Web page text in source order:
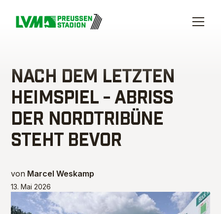
NACH DEM LETZTEN
HEIMSPIEL - ABRISS
DER NORDTRIBÜNE
STEHT BEVOR
von Marcel Weskamp
13. Mai 2026